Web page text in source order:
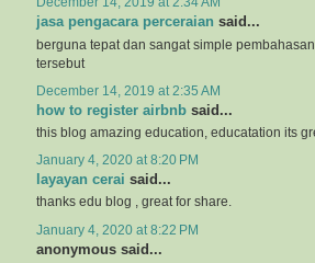
December 14, 2019 at 2:34 AM
jasa pengacara perceraian said...
berguna tepat dan sangat simple
tersebut
December 14, 2019 at 2:35 AM
how to register airbnb said...
this blog amazing education, educatation its
January 4, 2020 at 8:20 PM
layayan cerai said...
thanks edu blog , great for share.
January 4, 2020 at 8:22 PM
anonymous said...